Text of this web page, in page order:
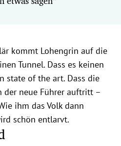
kommt Lohengrin auf die
Tunnel. Dass es keinen
state of the art. Dass die
der neue Führer auftritt –
ihm das Volk dann
schön entlarvt.